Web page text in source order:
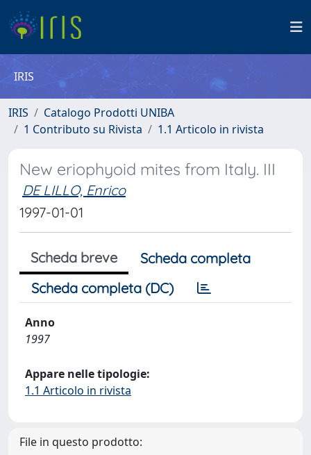
IRIS
IRIS
Catalogo Prodotti UNIBA
1 Contributo su Rivista
1.1 Articolo in rivista
New eriophyoid mites from Italy. III
DE LILLO, Enrico
1997-01-01
Scheda breve
Scheda completa
Scheda completa (DC)
Anno
1997
Appare nelle tipologie:
1.1 Articolo in rivista
File in questo prodotto: